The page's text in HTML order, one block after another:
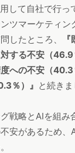
して自社で行っ
ツマーケティン
したところ、
する不安（46.9
度への不安（
％）』 と続きま
戦略とAIを組み
安があるため、